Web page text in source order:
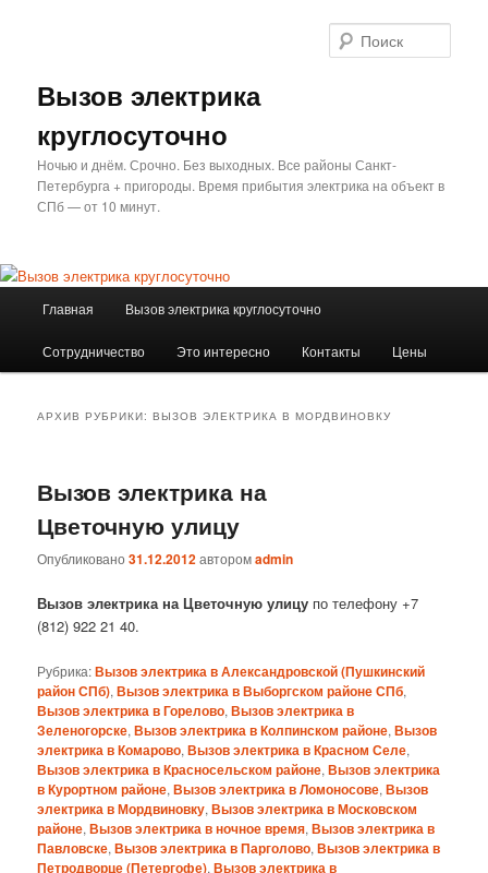
Вызов электрика
круглосуточно
Ночью и днём. Срочно. Без выходных. Все районы Санкт-
Петербурга + пригороды. Время прибытия электрика на объект в
СПб — от 10 минут.
Главная Вызов электрика круглосуточно
Сотрудничество Это интересно Контакты Цены
АРХИВ РУБРИКИ:ВЫЗОВ ЭЛЕКТРИКА В МОРДВИНОВКУ
Вызов электрика на
Цветочную улицу
Опубликовано31.12.2012авторомadmin
Вызов электрика на Цветочную улицу по телефону +7
(812) 922 21 40.
Рубрика:Вызов электрика в Александровской (Пушкинский
район СПб),Вызов электрика в Выборгском районе СПб,
Вызов электрика в Горелово,Вызов электрика в
Зеленогорске,Вызов электрика в Колпинском районе,Вызов
электрика в Комарово,Вызов электрика в Красном Селе,
Вызов электрика в Красносельском районе,Вызов электрика
в Курортном районе,Вызов электрика в Ломоносове,Вызов
электрика в Мордвиновку,Вызов электрика в Московском
районе,Вызов электрика в ночное время,Вызов электрика в
Павловске,Вызов электрика в Парголово,Вызов электрика в
Петродворце (Петергофе),Вызов электрика в